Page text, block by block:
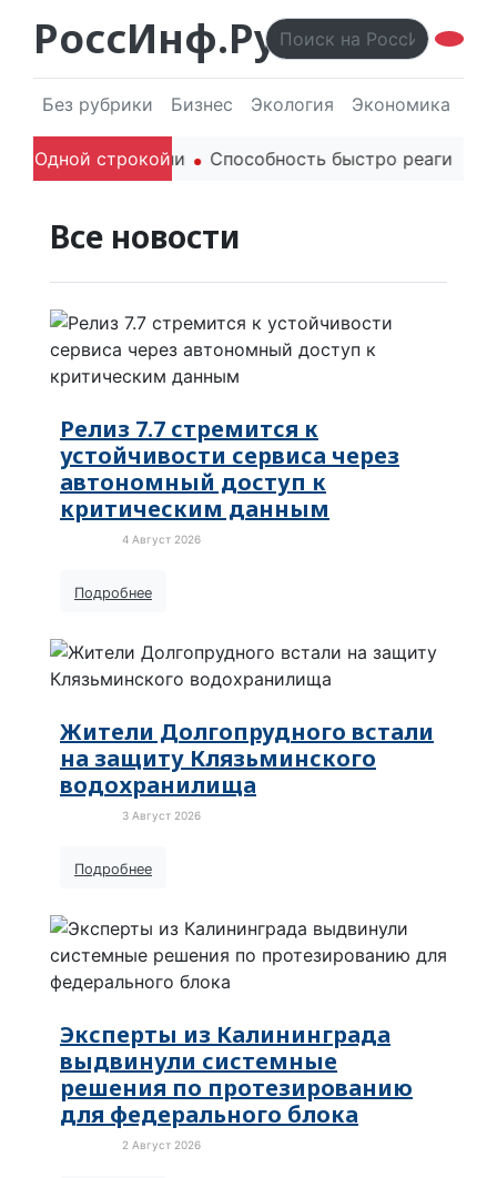
РоссИнф.Ру
Без рубрики Бизнес Экология Экономика
Одной строкой
в речи Способность быстро
Все новости
Релиз 7.7 стремится к
устойчивости сервиса через
автономный доступ к
критическим данным
4 Август 2026
Подробнее
Жители Долгопрудного встали
на защиту Клязьминского
водохранилища
3 Август 2026
Подробнее
Эксперты из Калининграда
выдвинули системные
решения по протезированию
для федерального блока
2 Август 2026